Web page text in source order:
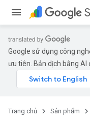
Google sử dụng công
ưu tiên. Bản dịch bằng AI
Trang chủ Sản phẩm